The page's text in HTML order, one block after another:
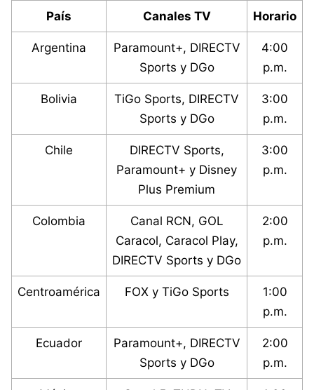
País Canales TV Horario
Argentina
Paramount+, DIRECTV
Sports y DGo
4:00
p.m.
Bolivia
TiGo Sports, DIRECTV
Sports y DGo
3:00
p.m.
Chile
DIRECTV Sports,
Paramount+ y Disney
Plus Premium
3:00
p.m.
Colombia
Canal RCN, GOL
Caracol, Caracol Play,
DIRECTV Sports y DGo
2:00
p.m.
Centroamérica FOX y TiGo Sports
1:00
p.m.
Ecuador
Paramount+, DIRECTV
Sports y DGo
2:00
p.m.